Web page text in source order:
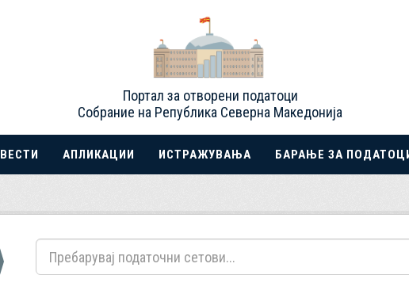
Портал за отворени податоци
Собрание на Република Северна Македонија
ВЕСТИ АПЛИКАЦИИ ИСТРАЖУВАЊА БАРАЊЕ ЗА